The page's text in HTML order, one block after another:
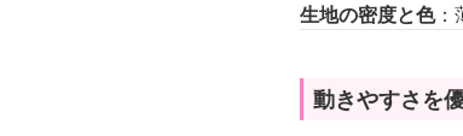
生地の密度と色：
動きやすさを